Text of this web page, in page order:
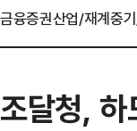
금융증권산업/재계중
조달청,